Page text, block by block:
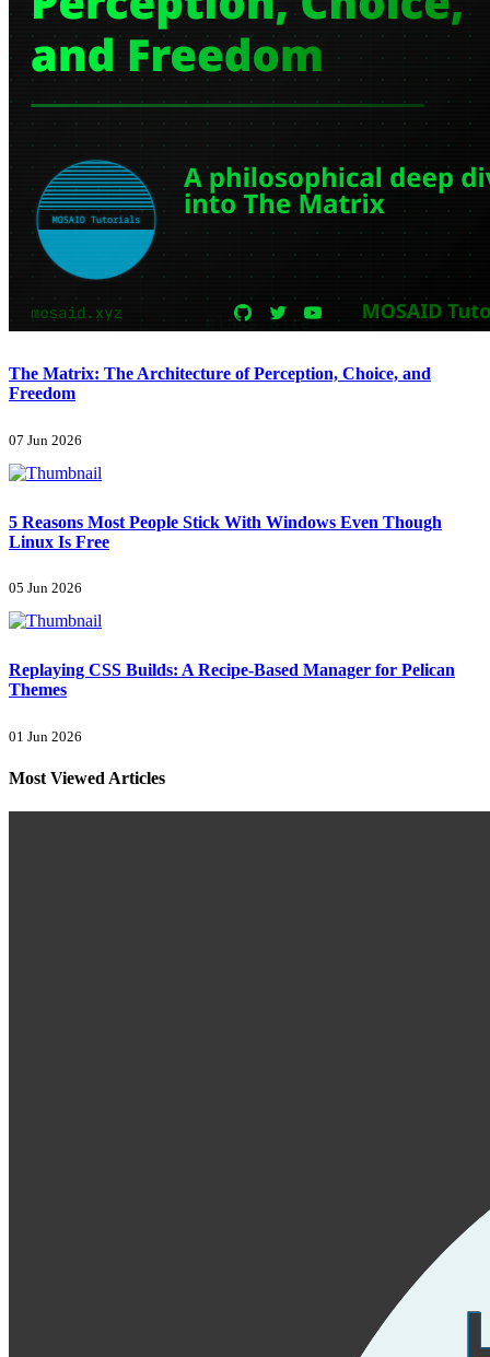
The Matrix: The Architecture of Perception, Choice, and
Freedom
07 Jun 2026
5 Reasons Most People Stick With Windows Even Though
Linux Is Free
05 Jun 2026
Replaying CSS Builds: A Recipe-Based Manager for Pelican
Themes
01 Jun 2026
Most Viewed Articles